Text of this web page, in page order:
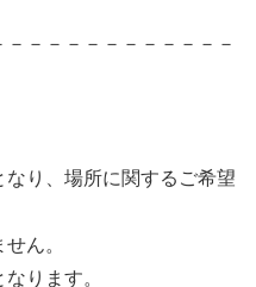
－－－－－－－－－－－
なり、場所に関するご希望
ん。
ります。